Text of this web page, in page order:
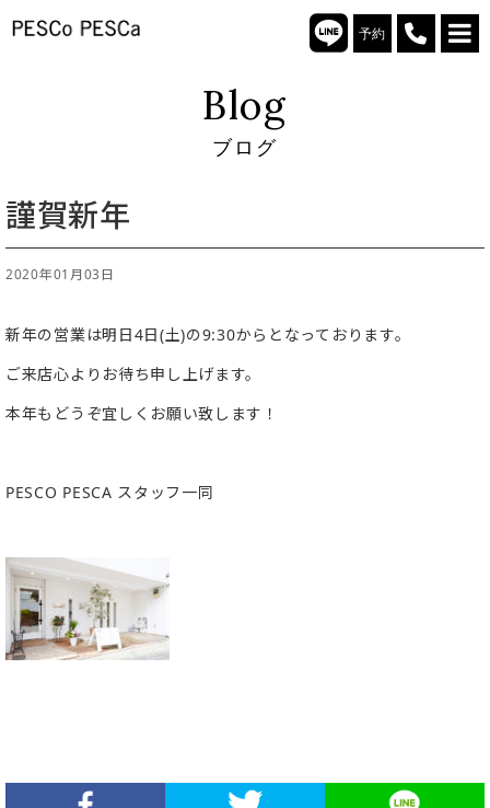
予約
Blog
ブログ
謹賀新年
2020年01月03日
新年の営業は明日4日(土)の9:30からとなっております。
ご来店心よりお待ち申し上げます。
本年もどうぞ宜しくお願い致します！
PESCO PESCA スタッフ一同